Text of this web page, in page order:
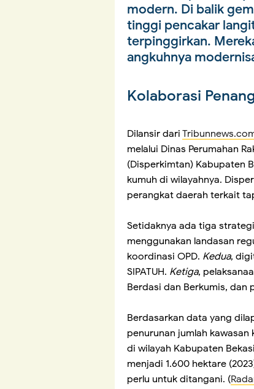
modern. Di balik
tinggi pencakar
terpinggirkan.
angkuhnya
Kolaborasi
Dilansir dari
melalui Dinas Perumahan
(Disperkimtan) Kabupaten
kumuh di wilayahnya.
perangkat daerah terkait
Setidaknya ada tiga
menggunakan landasan
koordinasi OPD. Kedua,
SIPATUH. Ketiga,
Berdasi dan Berkumis, dan
Berdasarkan data yang
penurunan jumlah
di wilayah Kabupaten
menjadi 1.600 hektare
perlu untuk ditangani. (